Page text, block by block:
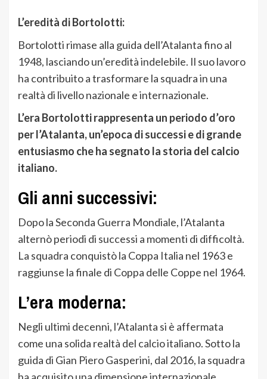
L’eredità di Bortolotti:
Bortolotti rimase alla guida dell’Atalanta fino al
1948, lasciando un’eredità indelebile. Il suo lavoro
ha contribuito a trasformare la squadra in una
realtà di livello nazionale e internazionale.
L’era Bortolotti rappresenta un periodo d’oro
per l’Atalanta, un’epoca di successi e di grande
entusiasmo che ha segnato la storia del calcio
italiano.
Gli anni successivi:
Dopo la Seconda Guerra Mondiale, l’Atalanta
alternò periodi di successi a momenti di difficoltà.
La squadra conquistò la Coppa Italia nel 1963 e
raggiunse la finale di Coppa delle Coppe nel 1964.
L’era moderna:
Negli ultimi decenni, l’Atalanta si è affermata
come una solida realtà del calcio italiano. Sotto la
guida di Gian Piero Gasperini, dal 2016, la squadra